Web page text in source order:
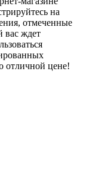
на
отмеченные
вас ждет
отличной цене!